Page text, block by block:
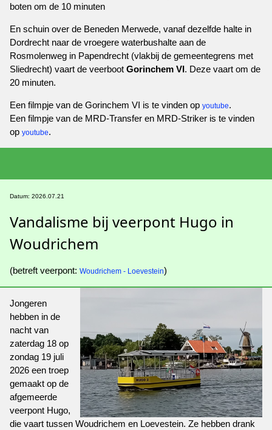
boten om de 10 minuten
En schuin over de Beneden Merwede, vanaf dezelfde halte in
Dordrecht naar de vroegere waterbushalte aan de
Rosmolenweg in Papendrecht (vlakbij de gemeentegrens met
Sliedrecht) vaart de veerboot Gorinchem VI. Deze vaart om de
20 minuten.
Een filmpje van de Gorinchem VI is te vinden op youtube.
Een filmpje van de MRD-Transfer en MRD-Striker is te vinden
op youtube.
Datum: 2026.07.21
Vandalisme bij veerpont Hugo in
Woudrichem
(betreft veerpont: Woudrichem - Loevestein)
Jongeren
hebben in de
nacht van
zaterdag 18 op
zondag 19 juli
2026 een troep
gemaakt op de
afgemeerde
veerpont Hugo,
die vaart tussen Woudrichem en Loevestein. Ze hebben drank